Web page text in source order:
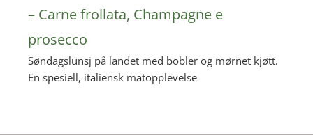
– Carne frollata, Champagne e
prosecco
Søndagslunsj på landet med bobler og mørnet kjøtt.
En spesiell, italiensk matopplevelse